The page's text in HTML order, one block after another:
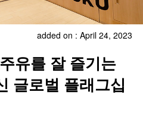
added on : April 24, 2023
유를 잘 즐기는
글로벌 플래그십